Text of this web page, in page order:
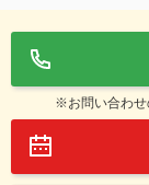
※お問い合わせ